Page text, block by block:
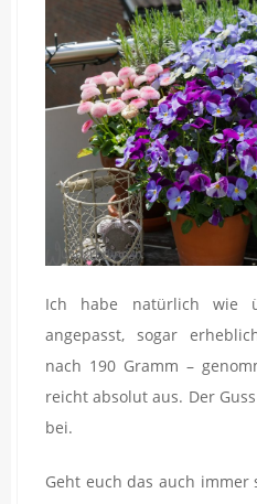
Ich habe natürlich wie
angepasst, sogar
nach 190 Gramm –
reicht absolut aus. Der
bei.
Geht euch das auch immer